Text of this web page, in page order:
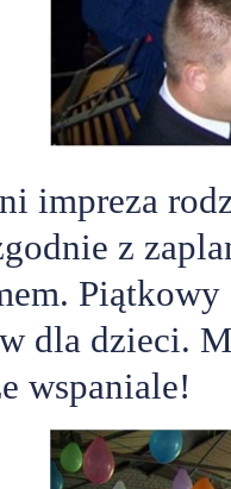
impreza
z
dla dzieci.
wspaniale!